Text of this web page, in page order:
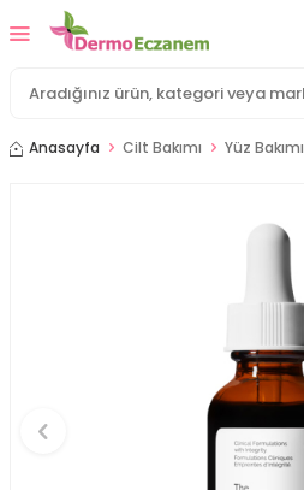
Anasayfa Cilt Bakımı Yüz Bakımı